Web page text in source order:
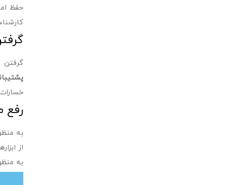
حفظ
رفع
به
از
به